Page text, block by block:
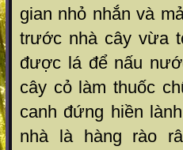
gian nhỏ nhắn và
trước nhà cây vừa
được lá để nấu
cây cỏ làm thuốc
canh đứng hiền
nhà là hàng rào